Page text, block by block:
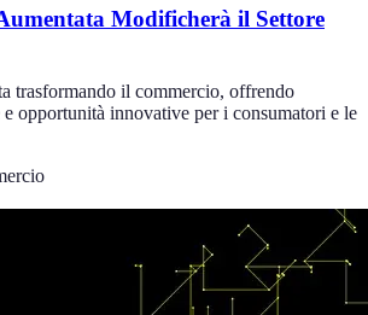
Modificherà il Settore
trasformando il commercio, offrendo
e opportunità innovative per i consumatori e le